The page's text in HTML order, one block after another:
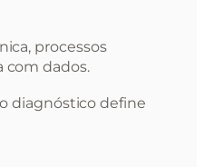
processos
com dados.
diagnóstico define